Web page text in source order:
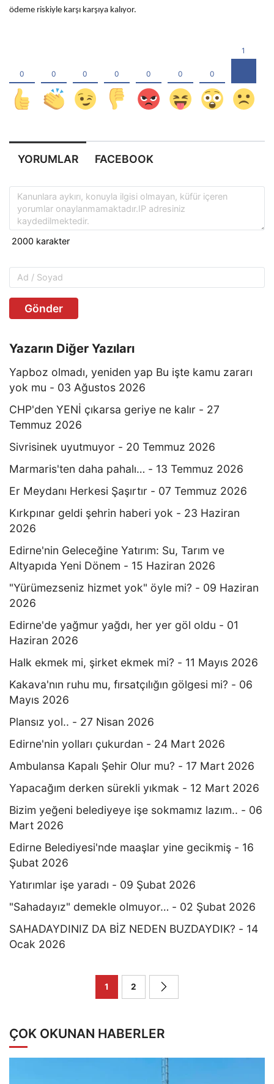
ödeme riskiyle karşı karşıya kalıyor.
YORUMLAR FACEBOOK
Gönder
Yazarın Diğer Yazıları
Yapboz olmadı, yeniden yap Bu işte kamu zararı
yok mu - 03 Ağustos 2026
CHP'den YENİ çıkarsa geriye ne kalır - 27
Temmuz 2026
Sivrisinek uyutmuyor - 20 Temmuz 2026
Marmaris'ten daha pahalı… - 13 Temmuz 2026
Er Meydanı Herkesi Şaşırtır - 07 Temmuz 2026
Kırkpınar geldi şehrin haberi yok - 23 Haziran
2026
Edirne'nin Geleceğine Yatırım: Su, Tarım ve
Altyapıda Yeni Dönem - 15 Haziran 2026
"Yürümezseniz hizmet yok" öyle mi? - 09 Haziran
2026
Edirne'de yağmur yağdı, her yer göl oldu - 01
Haziran 2026
Halk ekmek mi, şirket ekmek mi? - 11 Mayıs 2026
Kakava'nın ruhu mu, fırsatçılığın gölgesi mi? - 06
Mayıs 2026
Plansız yol.. - 27 Nisan 2026
Edirne'nin yolları çukurdan - 24 Mart 2026
Ambulansa Kapalı Şehir Olur mu? - 17 Mart 2026
Yapacağım derken sürekli yıkmak - 12 Mart 2026
Bizim yeğeni belediyeye işe sokmamız lazım.. - 06
Mart 2026
Edirne Belediyesi'nde maaşlar yine gecikmiş - 16
Şubat 2026
Yatırımlar işe yaradı - 09 Şubat 2026
"Sahadayız" demekle olmuyor… - 02 Şubat 2026
SAHADAYDINIZ DA BİZ NEDEN BUZDAYDIK? - 14
Ocak 2026
1 2
ÇOK OKUNAN HABERLER